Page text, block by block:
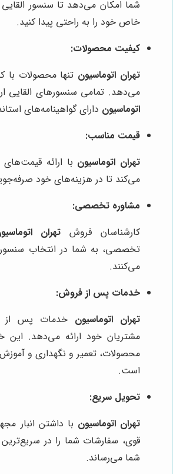
شما امکان می‌دهد تا سنسور
خاص خود را به راحتی پیدا کنید.
کیفیت محصولات:
تهران اتوماسیون تنها محصولات با
می‌دهد. تمامی سنسورهای القایی
اتوماسیون دارای گواهینامه‌های
قیمت مناسب:
تهران اتوماسیون با ارائه
می‌کند تا در هزینه‌های خود
مشاوره تخصصی:
کارشناسان فروش تهران
تخصصی، به شما در انتخاب
می‌کنند.
خدمات پس از فروش:
تهران اتوماسیون خدمات پس از
مشتریان خود ارائه می‌دهد. این
محصولات، تعمیر و نگهداری و
است.
تحویل سریع:
تهران اتوماسیون با داشتن انبار
قوی، سفارشات شما را در
شما می‌رساند.